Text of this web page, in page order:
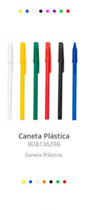
Caneta Plástica
RDB13629B
Caneta Plástica.